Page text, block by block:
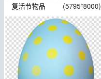
复活节物品 (5795*8000)